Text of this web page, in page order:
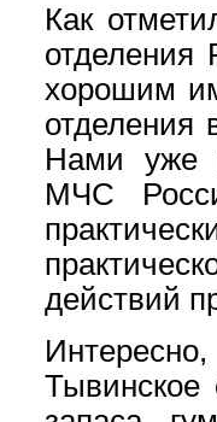
Как
отделения
хорошим
отделения
Нами уже
МЧС
действий